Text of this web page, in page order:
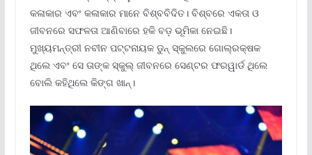
କଳାକାର ଏବଂ କଳାକାର ମାନେ ବିଶ୍ବବିଦିତ। ବିଶ୍ବରେ ଏକତା ଓ
ଜୀବନରେ ସଫଳତା ଆଣିବାରେ ହକି ବଡ଼ ଭୂମିକା ନେଇଛି।
ମୁଖ୍ୟମନ୍ତ୍ରୀ ନବୀନ ପଟ୍ଟନାୟକ ଡୁନ୍ ସ୍କୁଲରେ ଗୋଲ୍‌ରକ୍ଷକ
ଥିଲେ ଏବଂ ସେ ତାଙ୍କ ସ୍କୁଲ୍‌ ଜୀବନରେ ସେଣ୍ଟର ଫରୱାର୍ଡ ଥିଲେ
ବୋଲି କହିଥିଲେ କିଙ୍ଗ ଖାନ୍।